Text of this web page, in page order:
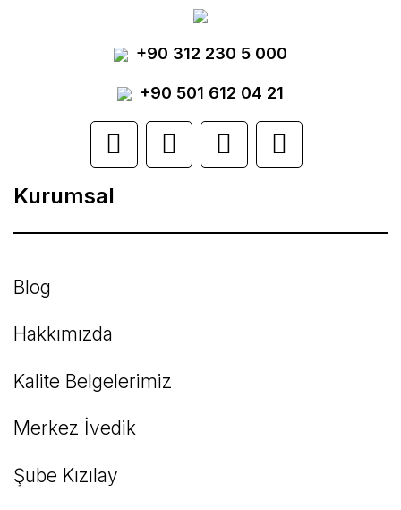
Yorum Yaz
Ürün resmi kalitesiz, bozuk veya
görüntülenemiyor.
Ürün açıklamasında eksik bilgiler bulunuyor.
Ürün bilgilerinde hatalar bulunuyor.
Ürün fiyatı diğer sitelerden daha pahalı.
Bu ürüne benzer farklı alternatifler olmalı.
+90 312 230 5 000
+90 501 612 04 21
Kurumsal
Blog
Hakkımızda
Kalite Belgelerimiz
Merkez İvedik
Şube Kızılay